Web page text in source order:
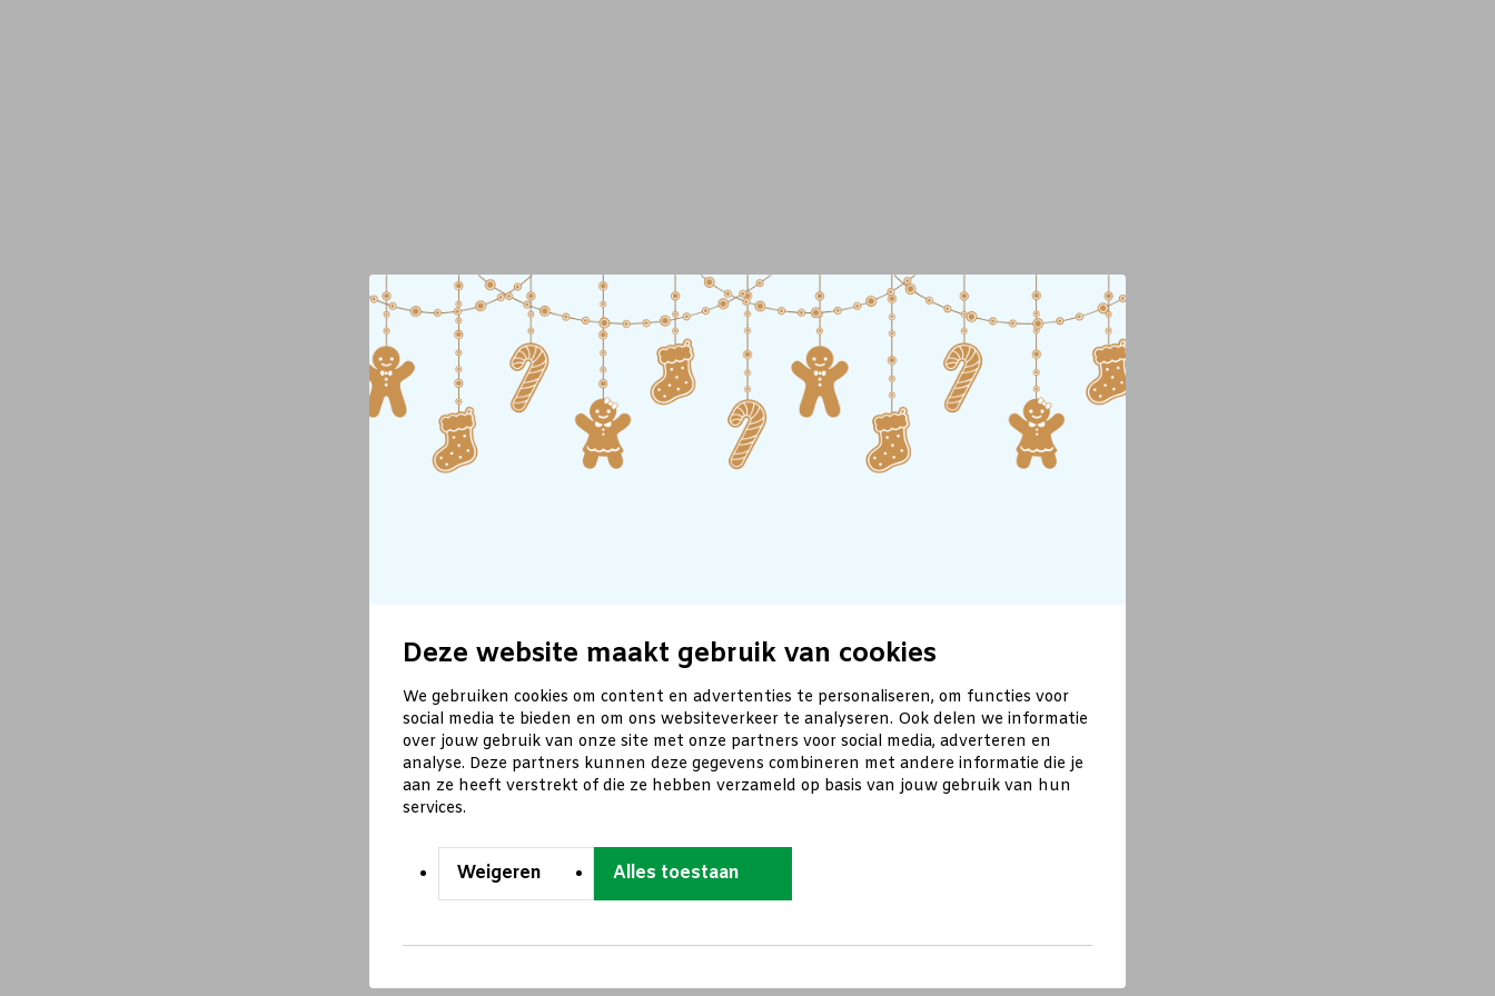
Deze website maakt gebruik van cookies
We gebruiken cookies om content en advertenties te personaliseren, om functies voor
social media te bieden en om ons websiteverkeer te analyseren. Ook delen we informatie
over jouw gebruik van onze site met onze partners voor social media, adverteren en
analyse. Deze partners kunnen deze gegevens combineren met andere informatie die je
aan ze heeft verstrekt of die ze hebben verzameld op basis van jouw gebruik van hun
services.
Weigeren Alles toestaan